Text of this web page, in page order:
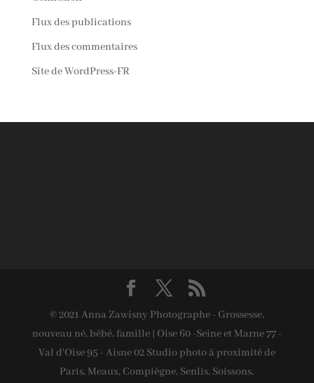
Flux des publications
Flux des commentaires
Site de WordPress-FR
© 2021 Anna Zawisny Photographe - Grossesse,
nouveau né, bébé, famille | Oise 60 -Seine et Marne 77 -
Val d'Oise 95 - Aisne 02 Studio photo à proximité de
Paris, Meaux, Compiègne, Senlis, Soissons,